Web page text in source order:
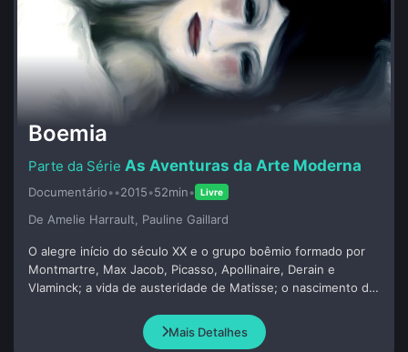
Boemia
As Aventuras da Arte Moderna
Documentário••2015•52min• Livre
De Amelie Harrault, Pauline Gaillard
O alegre início do século XX e o grupo boêmio formado por
Montmartre, Max Jacob, Picasso, Apollinaire, Derain e
Vlaminck; a vida de austeridade de Matisse; o nascimento do
Mais Detalhes